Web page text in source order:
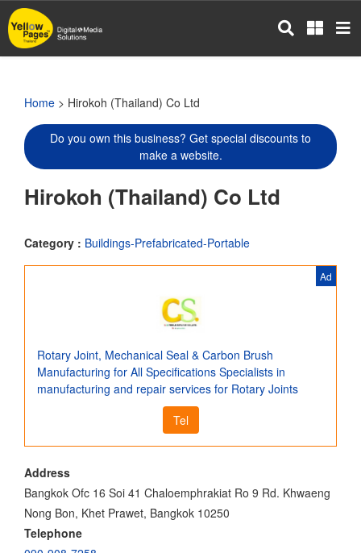
Skip
to
main
Home > Hirokoh (Thailand) Co Ltd
Do you own this business? Get special discounts to
make a website.
Hirokoh (Thailand) Co Ltd
Category : Buildings-Prefabricated-Portable
Ad
Rotary Joint, Mechanical Seal & Carbon Brush
Manufacturing for All Specifications Specialists in
manufacturing and repair services for Rotary Joints
Tel
Address
Bangkok Ofc 16 Soi 41 Chaloemphrakiat Ro 9 Rd. Khwaeng
Nong Bon, Khet Prawet, Bangkok 10250
Telephone